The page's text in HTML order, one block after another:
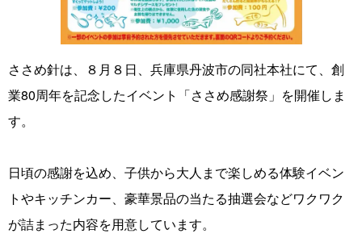
ささめ針は、８月８日、兵庫県丹波市の同社本社にて、創
業80周年を記念したイベント「ささめ感謝祭」を開催しま
す。
日頃の感謝を込め、子供から大人まで楽しめる体験イベン
トやキッチンカー、豪華景品の当たる抽選会などワクワク
が詰まった内容を用意しています。